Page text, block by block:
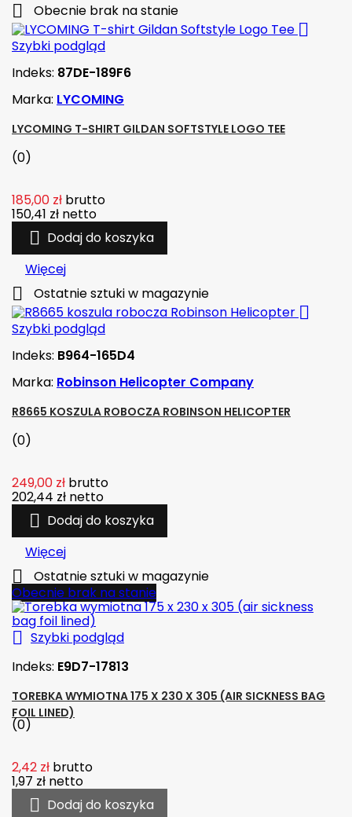
 Obecnie brak na stanie

Szybki podgląd
Indeks: 87DE-189F6
Marka: LYCOMING
LYCOMING T-SHIRT GILDAN SOFTSTYLE LOGO TEE
(0)
185,00 zł brutto
150,41 zł netto
 Dodaj do koszyka
Więcej
 Ostatnie sztuki w magazynie

Szybki podgląd
Indeks: B964-165D4
Marka: Robinson Helicopter Company
R8665 KOSZULA ROBOCZA ROBINSON HELICOPTER
(0)
249,00 zł brutto
202,44 zł netto
 Dodaj do koszyka
Więcej

Ostatnie sztuki w magazynie
Obecnie brak na stanie
 Szybki podgląd
Indeks: E9D7-17813
TOREBKA WYMIOTNA 175 X 230 X 305 (AIR SICKNESS BAG
FOIL LINED)
(0)
2,42 zł brutto
1,97 zł netto
 Dodaj do koszyka